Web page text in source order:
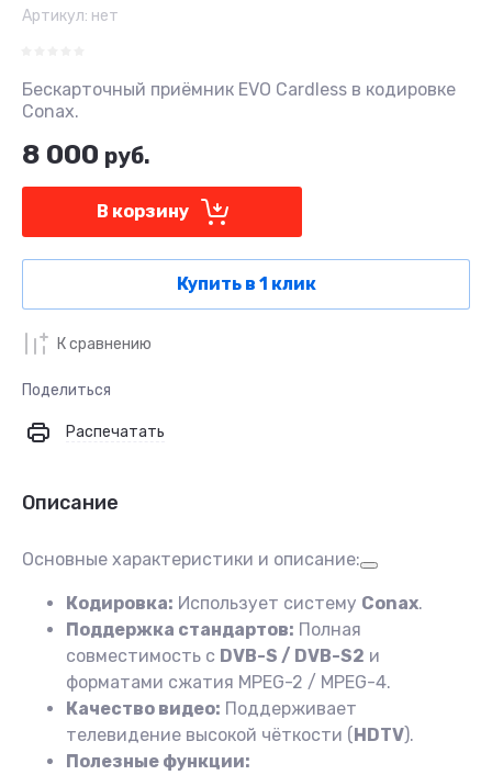
Артикул: нет
Бескарточный приёмник EVO Cardless в кодировке
Conax.
8 000 руб.
В корзину
Купить в 1 клик
К сравнению
Поделиться
Распечатать
Описание
Основные характеристики и описание:
Кодировка: Использует систему Conax.
Поддержка стандартов: Полная
совместимость с DVB-S / DVB-S2 и
форматами сжатия MPEG-2 / MPEG-4.
Качество видео: Поддерживает
телевидение высокой чёткости (HDTV).
Полезные функции: